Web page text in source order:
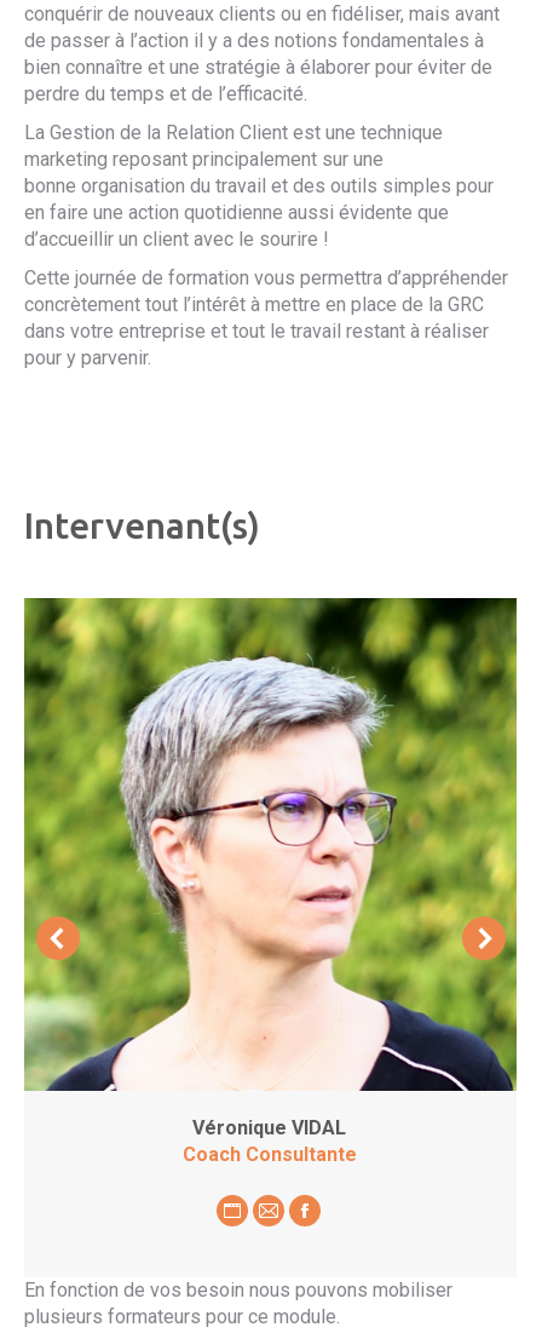
conquérir de nouveaux clients ou en fidéliser, mais avant
de passer à l’action il y a des notions fondamentales à
bien connaître et une stratégie à élaborer pour éviter de
perdre du temps et de l’efficacité.
La Gestion de la Relation Client est une technique
marketing reposant principalement sur une
bonne organisation du travail et des outils simples pour
en faire une action quotidienne aussi évidente que
d’accueillir un client avec le sourire !
Cette journée de formation vous permettra d’appréhender
concrètement tout l’intérêt à mettre en place de la GRC
dans votre entreprise et tout le travail restant à réaliser
pour y parvenir.
Intervenant(s)
Véronique VIDAL
Coach Consultante
Blog
/
Site
E-
Facebook
En fonction de vos besoin nous pouvons mobiliser
plusieurs formateurs pour ce module.